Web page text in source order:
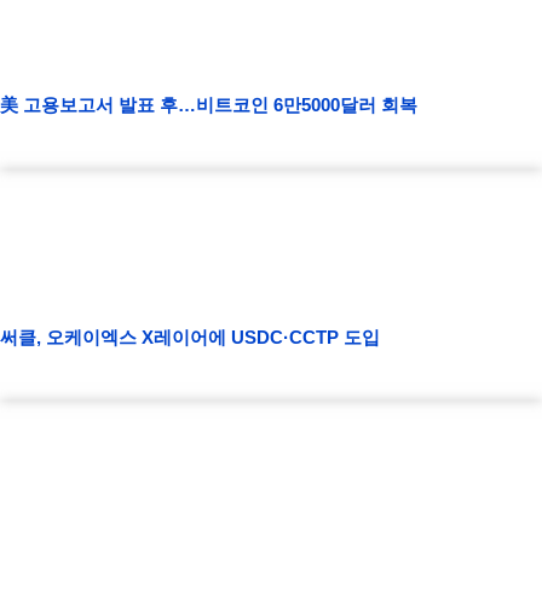
美 고용보고서 발표 후…비트코인 6만5000달러 회복
써클, 오케이엑스 X레이어에 USDC·CCTP 도입